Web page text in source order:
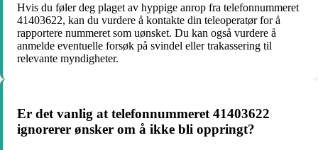
Hvis du føler deg plaget av hyppige anrop fra telefonnummeret
41403622, kan du vurdere å kontakte din teleoperatør for å
rapportere nummeret som uønsket. Du kan også vurdere å
anmelde eventuelle forsøk på svindel eller trakassering til
relevante myndigheter.
Er det vanlig at telefonnummeret 41403622
ignorerer ønsker om å ikke bli oppringt?